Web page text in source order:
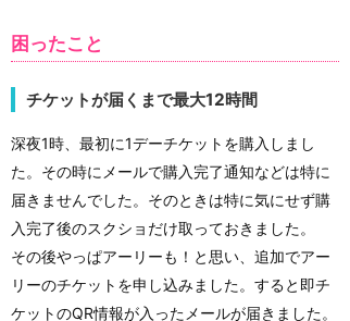
困ったこと
チケットが届くまで最大12時間
深夜1時、最初に1デーチケットを購入しまし
た。その時にメールで購入完了通知などは特に
届きませんでした。そのときは特に気にせず購
入完了後のスクショだけ取っておきました。
その後やっぱアーリーも！と思い、追加でアー
リーのチケットを申し込みました。すると即チ
ケットのQR情報が入ったメールが届きました。